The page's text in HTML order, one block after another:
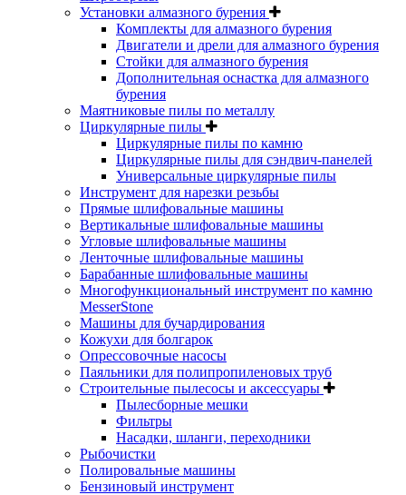
Установки алмазного бурения
Комплекты для алмазного бурения
Двигатели и дрели для алмазного бурения
Стойки для алмазного бурения
Дополнительная оснастка для алмазного
бурения
Маятниковые пилы по металлу
Циркулярные пилы
Циркулярные пилы по камню
Циркулярные пилы для сэндвич-панелей
Универсальные циркулярные пилы
Инструмент для нарезки резьбы
Прямые шлифовальные машины
Вертикальные шлифовальные машины
Угловые шлифовальные машины
Ленточные шлифовальные машины
Барабанные шлифовальные машины
Многофункциональный инструмент по камню
MesserStone
Машины для бучардирования
Кожухи для болгарок
Опрессовочные насосы
Паяльники для полипропиленовых труб
Строительные пылесосы и аксессуары
Пылесборные мешки
Фильтры
Насадки, шланги, переходники
Рыбочистки
Полировальные машины
Бензиновый инструмент